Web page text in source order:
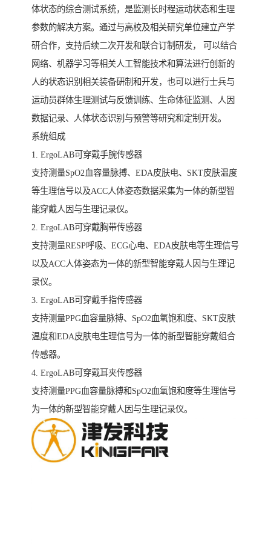
体状态的综合测试系统，是监测长时程运动状态和生理
参数的解决方案。通过与高校及相关研究单位建立产学
研合作，支持后续二次开发和联合订制研发， 可以结合
网络、机器学习等相关人工智能技术和算法进行创新的
人的状态识别相关装备研制和开发，也可以进行士兵与
运动员群体生理测试与反馈训练、生命体征监测、人因
数据记录、人体状态识别与预警等研究和定制开发。
系统组成
1. ErgoLAB可穿戴手腕传感器
支持测量SpO2血容量脉搏、EDA皮肤电、SKT皮肤温度
等生理信号以及ACC人体姿态数据采集为一体的新型智
能穿戴人因与生理记录仪。
2. ErgoLAB可穿戴胸带传感器
支持测量RESP呼吸、ECG心电、EDA皮肤电等生理信号
以及ACC人体姿态为一体的新型智能穿戴人因与生理记
录仪。
3. ErgoLAB可穿戴手指传感器
支持测量PPG血容量脉搏、SpO2血氧饱和度、SKT皮肤
温度和EDA皮肤电生理信号为一体的新型智能穿戴组合
传感器。
4. ErgoLAB可穿戴耳夹传感器
支持测量PPG血容量脉搏和SpO2血氧饱和度等生理信号
为一体的新型智能穿戴人因与生理记录仪。